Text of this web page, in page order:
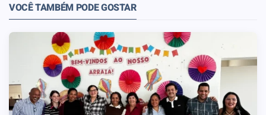
VOCÊ TAMBÉM PODE GOSTAR